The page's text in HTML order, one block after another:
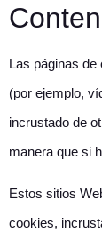
Las páginas de
(por ejemplo,
incrustado de
manera que si
Estos sitios
cookies,